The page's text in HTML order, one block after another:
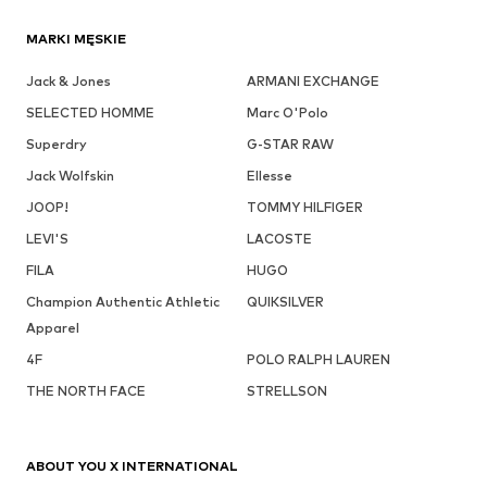
MARKI MĘSKIE
Jack & Jones
ARMANI EXCHANGE
SELECTED HOMME
Marc O'Polo
Superdry
G-STAR RAW
Jack Wolfskin
Ellesse
JOOP!
TOMMY HILFIGER
LEVI'S
LACOSTE
FILA
HUGO
Champion Authentic Athletic
Apparel
QUIKSILVER
4F
POLO RALPH LAUREN
THE NORTH FACE
STRELLSON
ABOUT YOU X INTERNATIONAL